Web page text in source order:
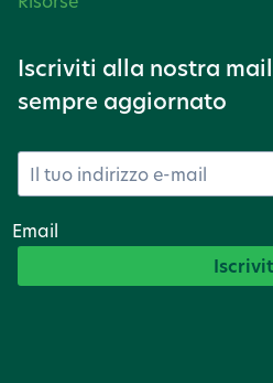
Iscriviti alla nostra
sempre aggiornato
Email